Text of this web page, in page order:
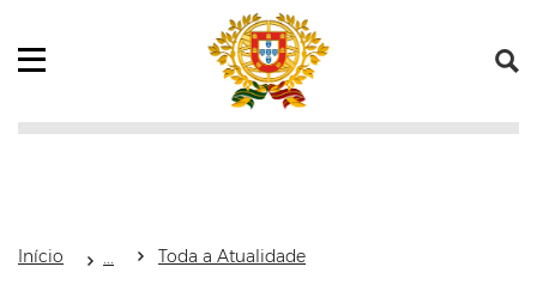
Saltar para o conteúdo (tecla de atalho c)
Abrir menu principal
Início Toda a Atualidade